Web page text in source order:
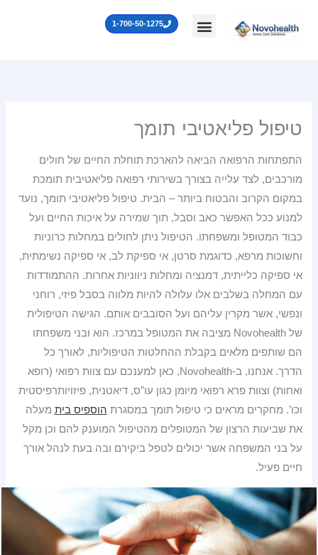
לתוכן
1-700-50-1275
טיפול פליאטיבי תומך
התפתחות הרפואה הביאה להארכת תוחלת החיים של חולים
מורכבים, לצד עלייה בצורך בשירותי רפואה פליאטיבית תומכת
במקום הקרוב והבטוח ביותר – הבית. טיפול פליאטיבי תומך, נועד
למנוע ככל האפשר כאב וסבל, תוך שמירה על איכות החיים ועל
כבוד המטופל ומשפחתו. הטיפול ניתן לחולים במחלות כרוניות
וחשוכות מרפא, כדוגמת סרטן, אי ספיקת לב, אי ספיקה נשימתית,
אי ספיקה כלייתית, דמנציה ומחלות ניווניות אחרות. ההתמודדות
עם המחלה בשלבים אלו עלולה להיות מלווה בסבל פיזי, רוחני
ונפשי, אשר מקרין עליהם ועל הסובבים אותם. הגישה הטיפולית
של Novohealth מציבה את המטופל במרכז. הוא ובני משפחתו
הם שותפים מלאים בקבלת ההחלטות הטיפוליות, לאורך כל
הדרך. אנחנו, ב-Novohealth, כאן למענכם עם צוות רפואי (רופא
ואחות) וצוות פרא רפואי מיומן כגון עו”ס, דיאטנית, פיזויותרפיסטית
וכו’. מחקרים מראים כי טיפול תומך במסגרת הוספיס בית מעלה
את שביעות הרצון של המטופלים מהטיפול המוענק להם וכן מקל
על בני המשפחה אשר יכולים לטפל ביקירם ובה בעת לנהל אורך
חיים פעיל.